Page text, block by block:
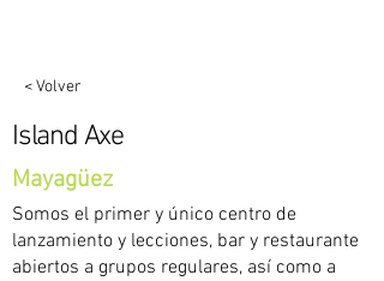
< Volver
Island Axe
Mayagüez
Somos el primer y único centro de
lanzamiento y lecciones, bar y restaurante
abiertos a grupos regulares, así como a